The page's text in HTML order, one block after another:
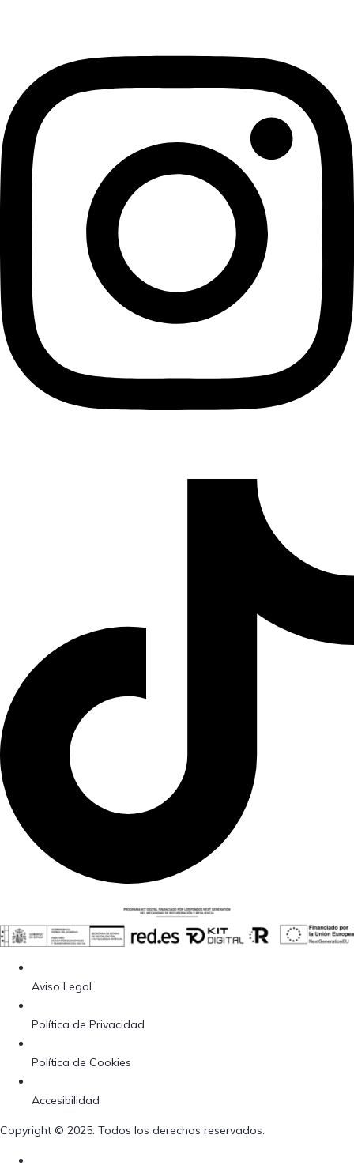
Aviso Legal
Política de Privacidad
Política de Cookies
Accesibilidad
Copyright © 2025. Todos los derechos reservados.